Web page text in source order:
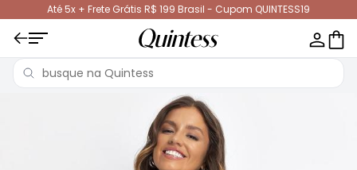
Até 5x + Frete Grátis R$ 199 Brasil - Cupom QUINTESS19